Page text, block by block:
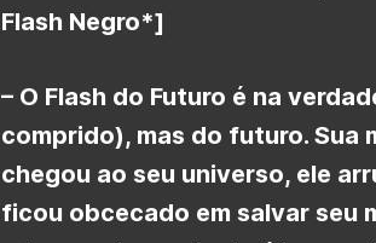
Flash Negro*]
– O Flash do Futuro é na
comprido), mas do futuro. Sua
chegou ao seu universo, ele
ficou obcecado em salvar seu